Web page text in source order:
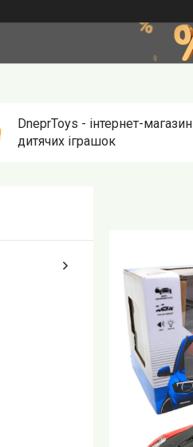
DneprToys - інтернет-магазин
дитячих іграшок